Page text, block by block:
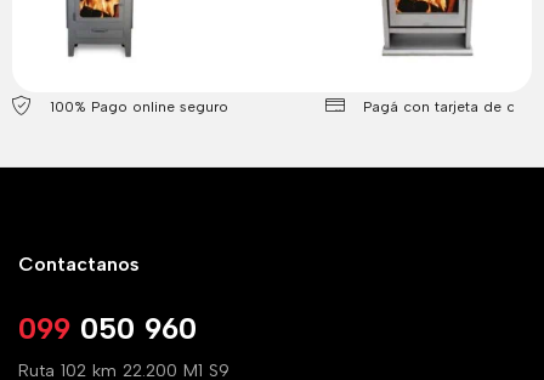
100% Pago online seguro Pagá con tarjeta de
Contactanos
099 050 960
Ruta 102 km 22.200 M1 S9